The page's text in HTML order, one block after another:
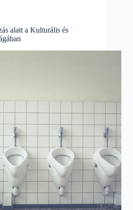
alatt a Kulturális és